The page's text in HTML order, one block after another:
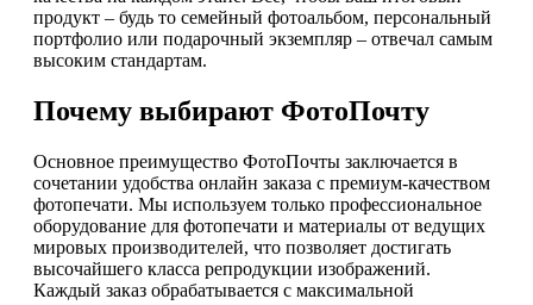
продукт – будь то семейный фотоальбом, персональный
портфолио или подарочный экземпляр – отвечал самым
высоким стандартам.
Почему выбирают ФотоПочту
Основное преимущество ФотоПочты заключается в
сочетании удобства онлайн заказа с премиум-качеством
фотопечати. Мы используем только профессиональное
оборудование для фотопечати и материалы от ведущих
мировых производителей, что позволяет достигать
высочайшего класса репродукции изображений.
Каждый заказ обрабатывается с максимальной